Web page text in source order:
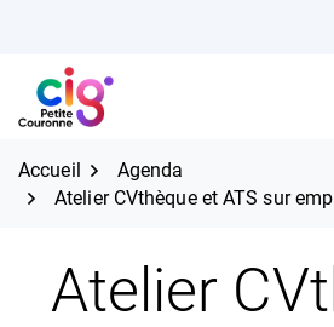
contenu
CIG Petite Couronne
Expertise et
Accueil
Agenda
Atelier CVthèque et ATS sur
Atelier